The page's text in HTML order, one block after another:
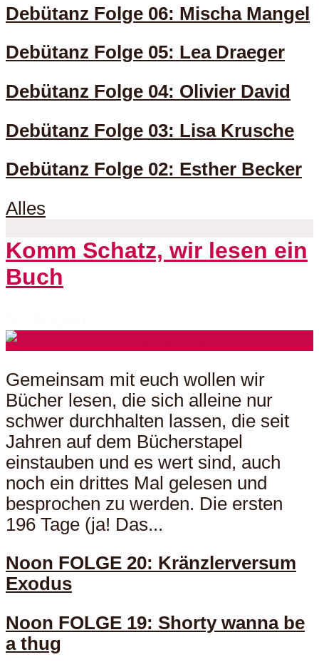
Debütanz Folge 06: Mischa Mangel
Debütanz Folge 05: Lea Draeger
Debütanz Folge 04: Olivier David
Debütanz Folge 03: Lisa Krusche
Debütanz Folge 02: Esther Becker
Alles
Komm Schatz, wir lesen ein
Buch
Gemeinsam mit euch wollen wir
Bücher lesen, die sich alleine nur
schwer durchhalten lassen, die seit
Jahren auf dem Bücherstapel
einstauben und es wert sind, auch
noch ein drittes Mal gelesen und
besprochen zu werden. Die ersten
196 Tage (ja! Das...
Noon FOLGE 20: Kränzlerversum
Exodus
Noon FOLGE 19: Shorty wanna be
a thug